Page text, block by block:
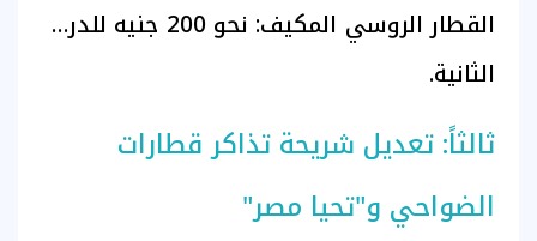
القطار الروسي المكيف: نحو 200 جنيه للدرجة
الثانية.
ثالثاً: تعديل شريحة تذاكر قطارات
الضواحي و"تحيا مصر"